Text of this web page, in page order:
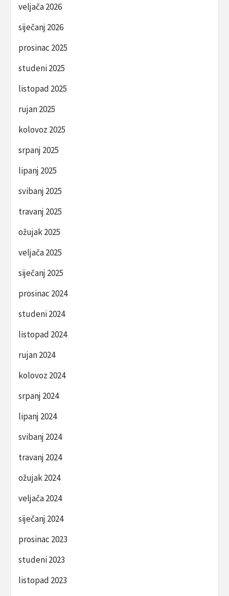
veljača 2026
siječanj 2026
prosinac 2025
studeni 2025
listopad 2025
rujan 2025
kolovoz 2025
srpanj 2025
lipanj 2025
svibanj 2025
travanj 2025
ožujak 2025
veljača 2025
siječanj 2025
prosinac 2024
studeni 2024
listopad 2024
rujan 2024
kolovoz 2024
srpanj 2024
lipanj 2024
svibanj 2024
travanj 2024
ožujak 2024
veljača 2024
siječanj 2024
prosinac 2023
studeni 2023
listopad 2023